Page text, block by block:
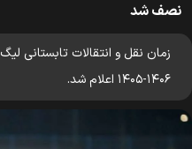
نصف شد
زمان نقل و انتقالات تابستانی
۱۴۰۶-۱۴۰۵ اعلام شد.